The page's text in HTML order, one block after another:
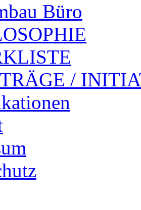
Büro
/